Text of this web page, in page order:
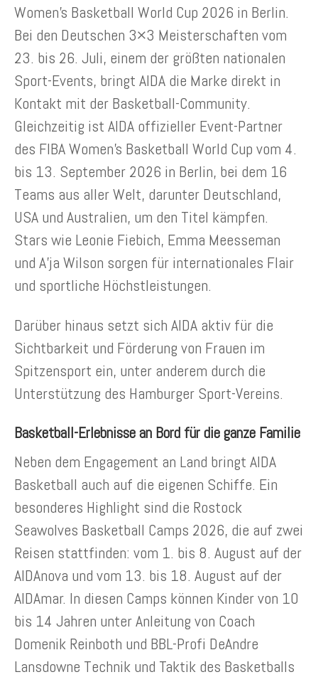
Women’s Basketball World Cup 2026 in Berlin.
Bei den Deutschen 3×3 Meisterschaften vom
23. bis 26. Juli, einem der größten nationalen
Sport-Events, bringt AIDA die Marke direkt in
Kontakt mit der Basketball-Community.
Gleichzeitig ist AIDA offizieller Event-Partner
des FIBA Women’s Basketball World Cup vom 4.
bis 13. September 2026 in Berlin, bei dem 16
Teams aus aller Welt, darunter Deutschland,
USA und Australien, um den Titel kämpfen.
Stars wie Leonie Fiebich, Emma Meesseman
und A’ja Wilson sorgen für internationales Flair
und sportliche Höchstleistungen.
Darüber hinaus setzt sich AIDA aktiv für die
Sichtbarkeit und Förderung von Frauen im
Spitzensport ein, unter anderem durch die
Unterstützung des Hamburger Sport-Vereins.
Basketball-Erlebnisse an Bord für die ganze Familie
Neben dem Engagement an Land bringt AIDA
Basketball auch auf die eigenen Schiffe. Ein
besonderes Highlight sind die Rostock
Seawolves Basketball Camps 2026, die auf zwei
Reisen stattfinden: vom 1. bis 8. August auf der
AIDAnova und vom 13. bis 18. August auf der
AIDAmar. In diesen Camps können Kinder von 10
bis 14 Jahren unter Anleitung von Coach
Domenik Reinboth und BBL-Profi DeAndre
Lansdowne Technik und Taktik des Basketballs